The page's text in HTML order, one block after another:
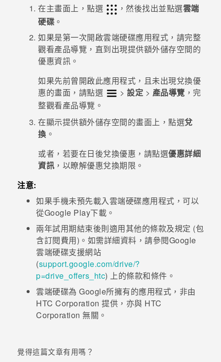
在主畫面上，點選 ，然後找出並點選雲端
硬碟 。
如果是第一次開啟雲端硬碟應用程式，請完整
觀看產品導覽，直到出現提供額外儲存空間的
優惠資訊。
如果先前曾開啟此應用程式，且未出現兌換優
惠的畫面，請點選
> 設定 > 產品導覽 ，完
整觀看產品導覽。
在顯示提供額外儲存空間的畫面上，點選兌
換 。
或者，若要在日後兌換優惠，請點選優惠詳細
資訊 ，以瞭解優惠兌換期限。
注意:
如果手機未預先載入雲端硬碟應用程式，可以
從Google Play下載。
兩年試用期結束後則適用其他的條款及規定 (包
含訂閱費用)。如需詳細資料，請參閱Google
雲端硬碟支援網站
(support.google.com/drive/?
p=drive_offers_htc) 上的條款和條件。
雲端硬碟為 Google所擁有的應用程式，非由
HTC Corporation 提供，亦與 HTC
Corporation 無關。
覺得這篇文章有用嗎？